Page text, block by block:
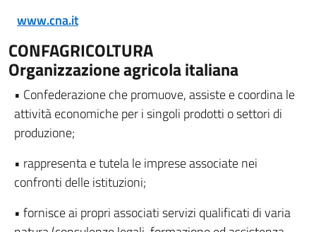
www.cna.it
CONFAGRICOLTURA
Organizzazione agricola italiana
• Confederazione che promuove, assiste e coordina le
attività economiche per i singoli prodotti o settori di
produzione;
• rappresenta e tutela le imprese associate nei
confronti delle istituzioni;
• fornisce ai propri associati servizi qualificati di varia